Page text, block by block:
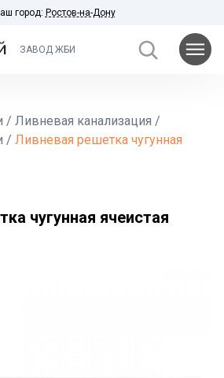
город: Ростов-на-Дону
ЗАВОД ЖБИ
/ Ливневая канализация /
/ Ливневая решетка чугунная
чугунная ячеистая